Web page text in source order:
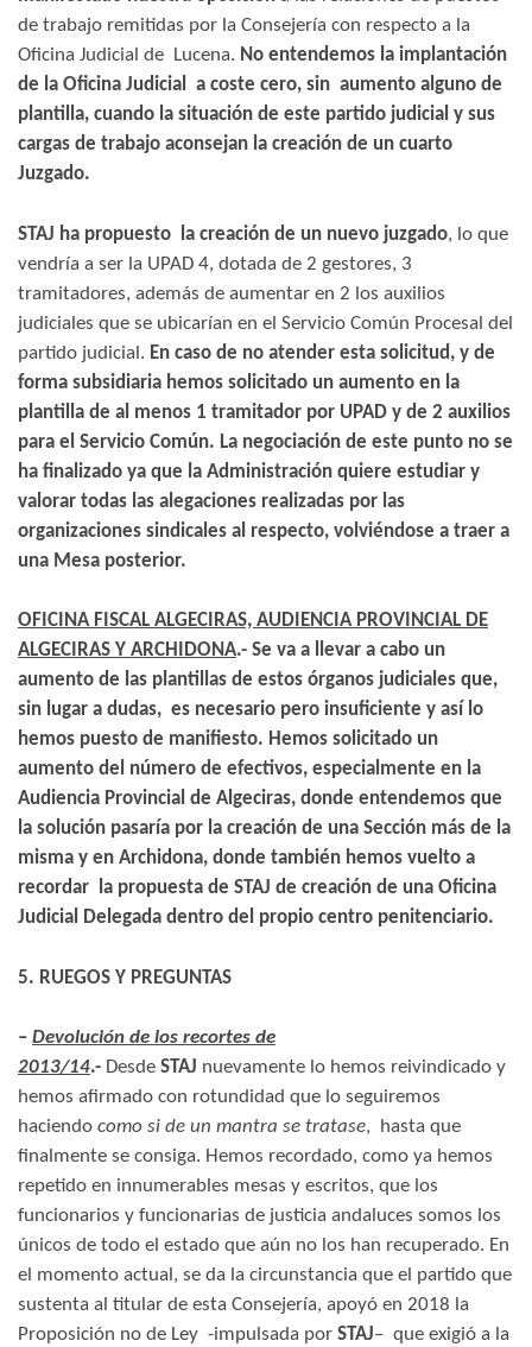
de trabajo remitidas por la Consejería con respecto a la
Oficina Judicial de Lucena. No entendemos la implantación
de la Oficina Judicial a coste cero, sin aumento alguno de
plantilla, cuando la situación de este partido judicial y sus
cargas de trabajo aconsejan la creación de un cuarto
Juzgado.
STAJ ha propuesto la creación de un nuevo juzgado, lo que
vendría a ser la UPAD 4, dotada de 2 gestores, 3
tramitadores, además de aumentar en 2 los auxilios
judiciales que se ubicarían en el Servicio Común Procesal del
partido judicial. En caso de no atender esta solicitud, y de
forma subsidiaria hemos solicitado un aumento en la
plantilla de al menos 1 tramitador por UPAD y de 2 auxilios
para el Servicio Común. La negociación de este punto no se
ha finalizado ya que la Administración quiere estudiar y
valorar todas las alegaciones realizadas por las
organizaciones sindicales al respecto, volviéndose a traer a
una Mesa posterior.
OFICINA FISCAL ALGECIRAS, AUDIENCIA PROVINCIAL DE
ALGECIRAS Y ARCHIDONA.- Se va a llevar a cabo un
aumento de las plantillas de estos órganos judiciales que,
sin lugar a dudas, es necesario pero insuficiente y así lo
hemos puesto de manifiesto. Hemos solicitado un
aumento del número de efectivos, especialmente en la
Audiencia Provincial de Algeciras, donde entendemos que
la solución pasaría por la creación de una Sección más de la
misma y en Archidona, donde también hemos vuelto a
recordar la propuesta de STAJ de creación de una Oficina
Judicial Delegada dentro del propio centro penitenciario.
5. RUEGOS Y PREGUNTAS
– Devolución de los recortes de
2013/14.- Desde STAJ nuevamente lo hemos reivindicado y
hemos afirmado con rotundidad que lo seguiremos
haciendo como si de un mantra se tratase, hasta que
finalmente se consiga. Hemos recordado, como ya hemos
repetido en innumerables mesas y escritos, que los
funcionarios y funcionarias de justicia andaluces somos los
únicos de todo el estado que aún no los han recuperado. En
el momento actual, se da la circunstancia que el partido que
sustenta al titular de esta Consejería, apoyó en 2018 la
Proposición no de Ley -impulsada por STAJ– que exigió a la